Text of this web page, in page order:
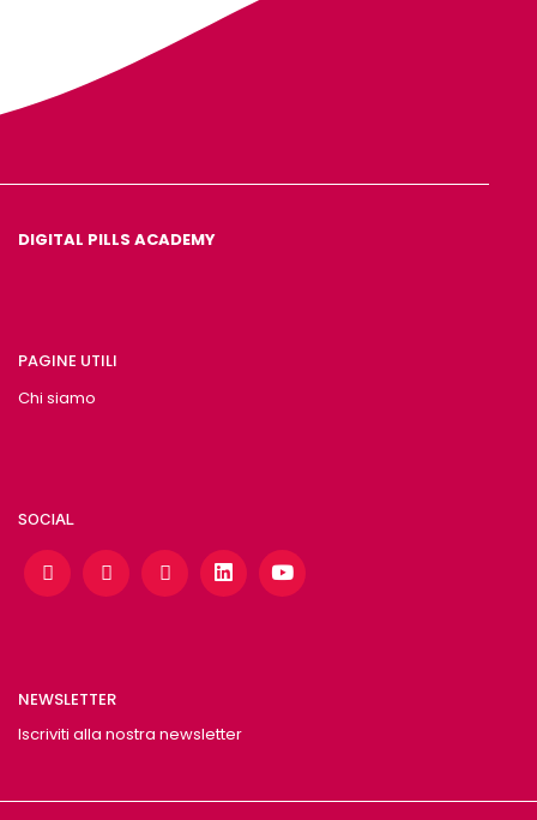
DIGITAL PILLS ACADEMY
PAGINE UTILI
Chi siamo
SOCIAL
NEWSLETTER
Iscriviti alla nostra newsletter